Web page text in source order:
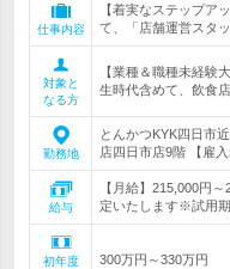
仕事内容
【着実なステップア
て、「店舗運営スタ
対象と
なる方
【業種＆職種未経験
生時代含めて、飲食
勤務地
とんかつKYK四日市
店四日市店9階 【雇
給与
【月給】215,000円
定いたします※試用
初年度
300万円～330万円